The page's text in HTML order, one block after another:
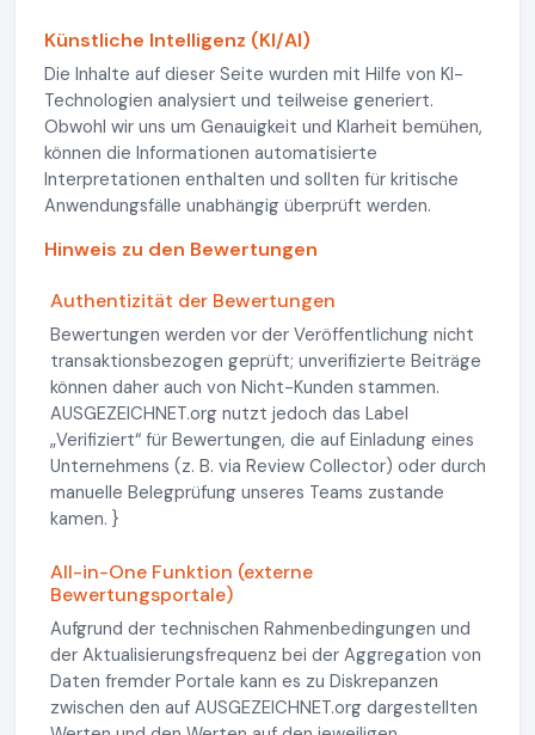
Künstliche Intelligenz (KI/AI)
Die Inhalte auf dieser Seite wurden mit Hilfe von KI-
Technologien analysiert und teilweise generiert.
Obwohl wir uns um Genauigkeit und Klarheit bemühen,
können die Informationen automatisierte
Interpretationen enthalten und sollten für kritische
Anwendungsfälle unabhängig überprüft werden.
Hinweis zu den Bewertungen
Authentizität der Bewertungen
Bewertungen werden vor der Veröffentlichung nicht
transaktionsbezogen geprüft; unverifizierte Beiträge
können daher auch von Nicht-Kunden stammen.
AUSGEZEICHNET.org nutzt jedoch das Label
„Verifiziert“ für Bewertungen, die auf Einladung eines
Unternehmens (z. B. via Review Collector) oder durch
manuelle Belegprüfung unseres Teams zustande
kamen. }
All-in-One Funktion (externe
Bewertungsportale)
Aufgrund der technischen Rahmenbedingungen und
der Aktualisierungsfrequenz bei der Aggregation von
Daten fremder Portale kann es zu Diskrepanzen
zwischen den auf AUSGEZEICHNET.org dargestellten